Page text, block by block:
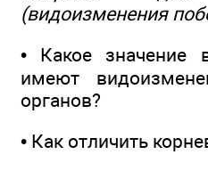
(видоизменения
• Какое значение
имеют
органов?
• Как отличить